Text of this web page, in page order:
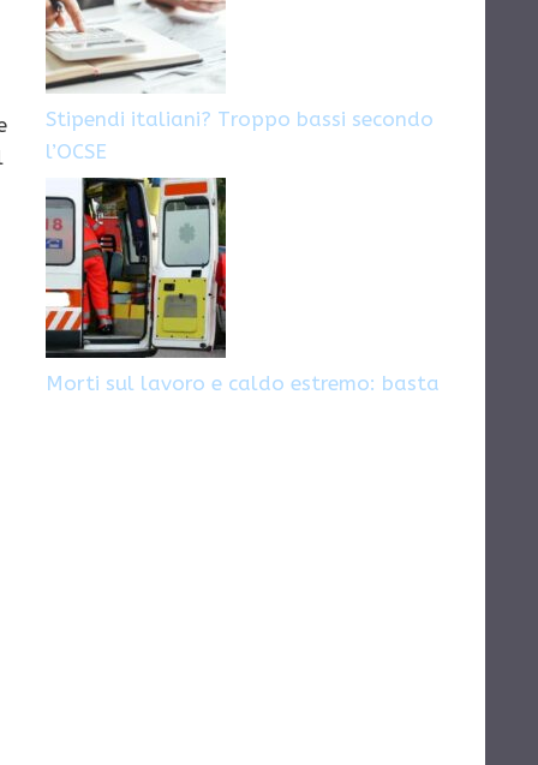
Stipendi italiani? Troppo bassi secondo
l’OCSE
Morti sul lavoro e caldo estremo: basta